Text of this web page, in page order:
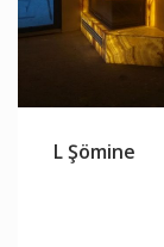
L Şömine